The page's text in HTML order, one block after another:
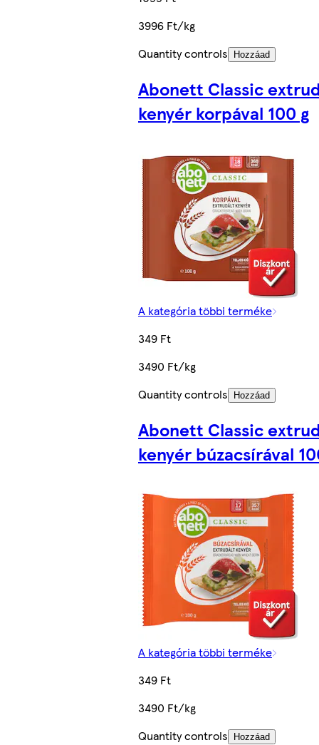
3996 Ft/kg
Quantity controls
Hozzáad
Abonett Classic
kenyér korpával 100 g
A kategória többi terméke
349 Ft
3490 Ft/kg
Quantity controls
Hozzáad
Abonett Classic
kenyér búzacsírával
A kategória többi terméke
349 Ft
3490 Ft/kg
Quantity controls
Hozzáad